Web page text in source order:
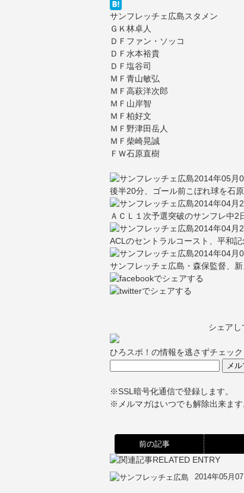
サンフレッチェ広島スタメン
ＧＫ林卓人
ＤＦファン・ソッコ
ＤＦ水本裕貴
ＤＦ塩谷司
ＭＦ青山敏弘
ＭＦ高萩洋次郎
ＭＦ山岸智
ＭＦ柏好文
ＭＦ野津田岳人
ＭＦ柴崎晃誠
ＦＷ石原直樹
2014年05月
後半20分、ゴール前こぼれ球を石
2014年04月
ＡＣＬ１次予選突破のサンフレ中2
2014年04月
ACLのセントラルコースト、平和
2014年04月
サンフレッチェ広島・森保監督、
シェアし
ひろスポ！の情報を逃さずチェック
※SSL暗号化通信で登録します。
※メルマガはいつでも解除出来ます
前の記事
2014年05月07